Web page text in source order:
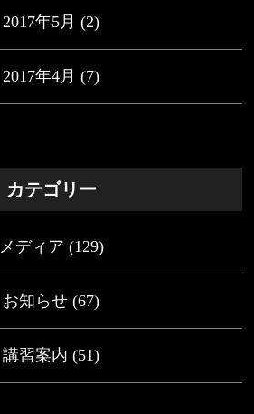
2017年5月 (2)
2017年4月 (7)
カテゴリー
メディア (129)
お知らせ (67)
講習案内 (51)